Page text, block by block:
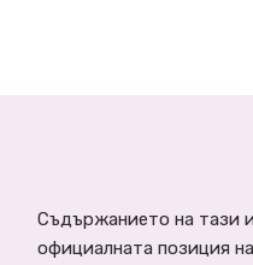
Съдържанието на тази
официалната позиция